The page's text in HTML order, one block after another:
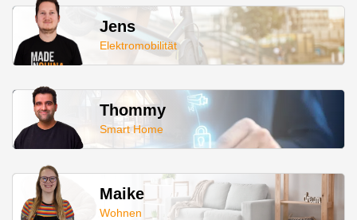
Jens
Elektromobilität
Thommy
Smart Home
Maike
Wohnen